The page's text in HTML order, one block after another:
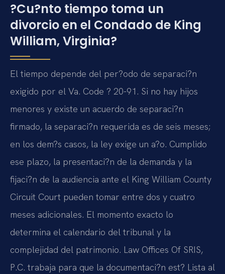
?Cu?nto tiempo toma un
divorcio en el Condado de King
William, Virginia?
El tiempo depende del per?odo de separaci?n
exigido por el Va. Code ? 20-91. Si no hay hijos
menores y existe un acuerdo de separaci?n
firmado, la separaci?n requerida es de seis meses;
en los dem?s casos, la ley exige un a?o. Cumplido
ese plazo, la presentaci?n de la demanda y la
fijaci?n de la audiencia ante el King William County
Circuit Court pueden tomar entre dos y cuatro
meses adicionales. El momento exacto lo
determina el calendario del tribunal y la
complejidad del patrimonio. Law Offices Of SRIS,
P.C. trabaja para que la documentaci?n est? Lista al